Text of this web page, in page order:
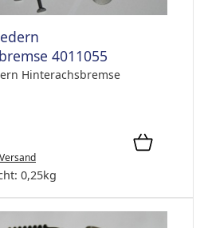
4011055
Hinterachsbremse
Versand
0,25kg